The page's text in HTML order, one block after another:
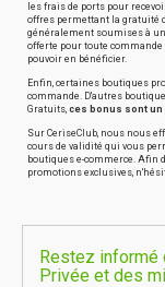
les frais de ports pour
offres permettant la gratuité
généralement soumises à
offerte pour toute
pouvoir en bénéficier.
Enfin, certaines boutiques
commande. D'autres
Gratuits, ces bonus sont un
Sur CeriseClub, nous nous
cours de validité qui vous
boutiques e-commerce. Afin
promotions exclusives,
Restez informé
Privée et des